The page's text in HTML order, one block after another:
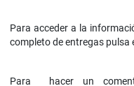
Para acceder a la
completo de entregas pulsa
Para hacer un